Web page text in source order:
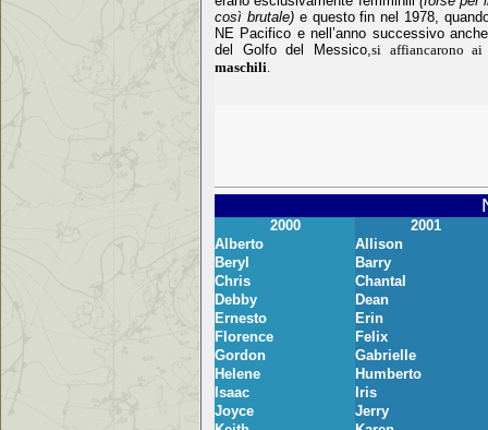
così brutale)e questo fin nel 1978,
NE Pacifico e nell’anno successivo
del Golfo del Messico,si affiancarono
maschili.
2000
2001
Alberto
Allison
Beryl
Barry
Chris
Chantal
Debby
Dean
Ernesto
Erin
Florence
Felix
Gordon
Gabrielle
Helene
Humberto
Isaac
Iris
Joyce
Jerry